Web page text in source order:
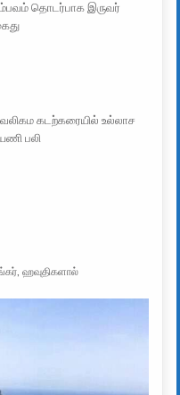
தொடர்பாக இருவர்
கடற்கரையில் உல்லாச
பலி
, ஹவுதிகளால்